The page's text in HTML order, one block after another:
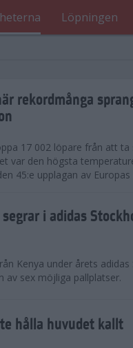
Löpningen
rekordmånga
17 002 löpare från att ta
var den högsta
45:e upplagan av Europas
i adidas
Kenya under årets adidas
sex möjliga pallplatser.
hålla huvudet kallt